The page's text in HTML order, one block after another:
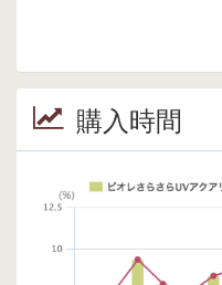
購入時間